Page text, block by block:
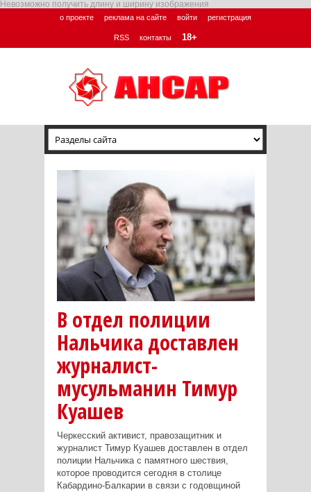
Невозможно получить длину и ширину изображения
о проекте реклама на сайте войти регистрация
RSS контакты 18+
В отдел полиции
Нальчика доставлен
журналист-
мусульманин Тимур
Куашев
Черкесский активист, правозащитник и
журналист Тимур Куашев доставлен в отдел
полиции Нальчика с памятного шествия,
которое проводится сегодня в столице
Кабардино-Балкарии в связи с годовщиной